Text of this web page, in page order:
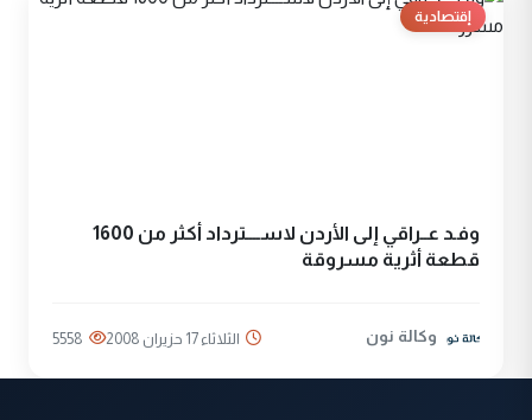
إقتصادية
وفـد عــراقي إلى الأردن لاســــترداد أكثر من 1600
قطعة أثرية مسروقة
وكالة نون الثلاثاء 17 حزيران 2008 5558